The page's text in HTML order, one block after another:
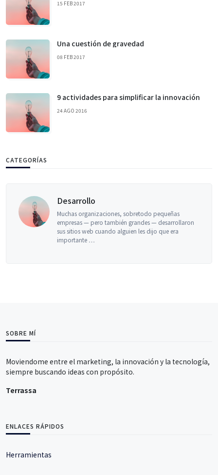
15 FEB 2017
Una cuestión de gravedad
08 FEB 2017
9 actividades para simplificar la innovación
24 AGO 2016
CATEGORÍAS
Desarrollo
Muchas organizaciones, sobretodo pequeñas
empresas — pero también grandes — desarrollaron
sus sitios web cuando alguien les dijo que era
importante …
SOBRE MÍ
Moviendome entre el marketing, la innovación y la tecnología,
siempre buscando ideas con propósito.
Terrassa
ENLACES RÁPIDOS
Herramientas